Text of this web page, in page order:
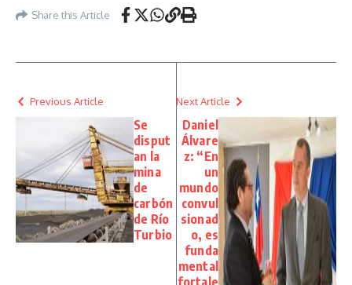
Share this Article
Previous Article
Se
disput
an la
mina
de
carbón
de Río
Turbio
Next Article
Daniel
Álvare
z: “En
un
mundo
convul
sionad
o, es
funda
mental
fortale